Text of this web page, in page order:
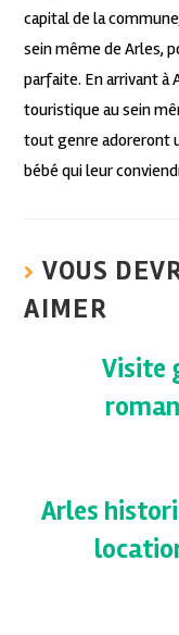
capital de la
sein même de Arles,
parfaite. En arrivant à
touristique au sein
tout genre adoreront
bébé qui leur
VOUS
AIMER
Visite
Arles